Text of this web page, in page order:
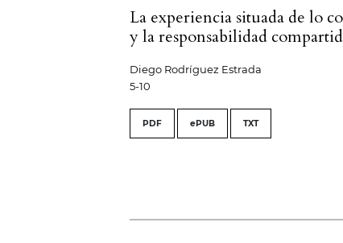
La experiencia situada de lo
y la responsabilidad
Diego Rodríguez Estrada
5-10
PDF ePUB TXT